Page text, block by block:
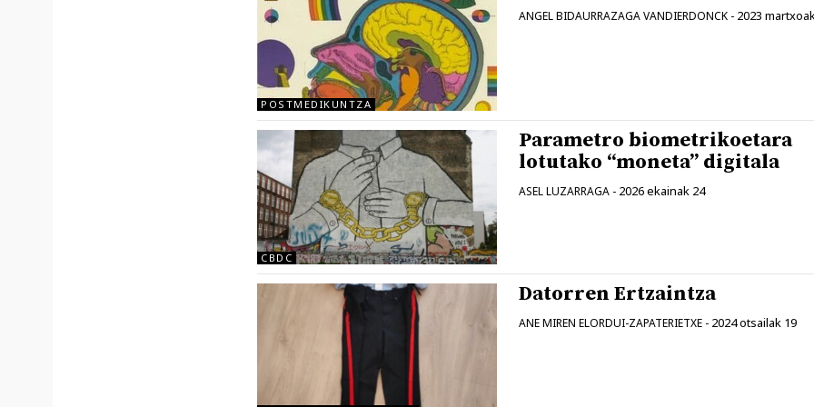
POSTMEDIKUNTZA
ANGEL BIDAURRAZAGA VANDIERDONCK - 2023
CBDC
Parametro biometrikoetara
lotutako “moneta” digitala
ASEL LUZARRAGA - 2026 ekainak 24
Datorren Ertzaintza
ANE MIREN ELORDUI-ZAPATERIETXE - 2024 otsailak 19